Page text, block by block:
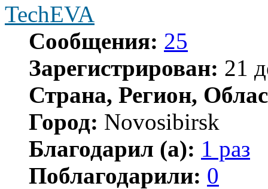
TechEVA
Сообщения: 25
Зарегистрирован: 21
Страна, Регион,
Город: Novosibirsk
Благодарил (а): 1 раз
Поблагодарили: 0